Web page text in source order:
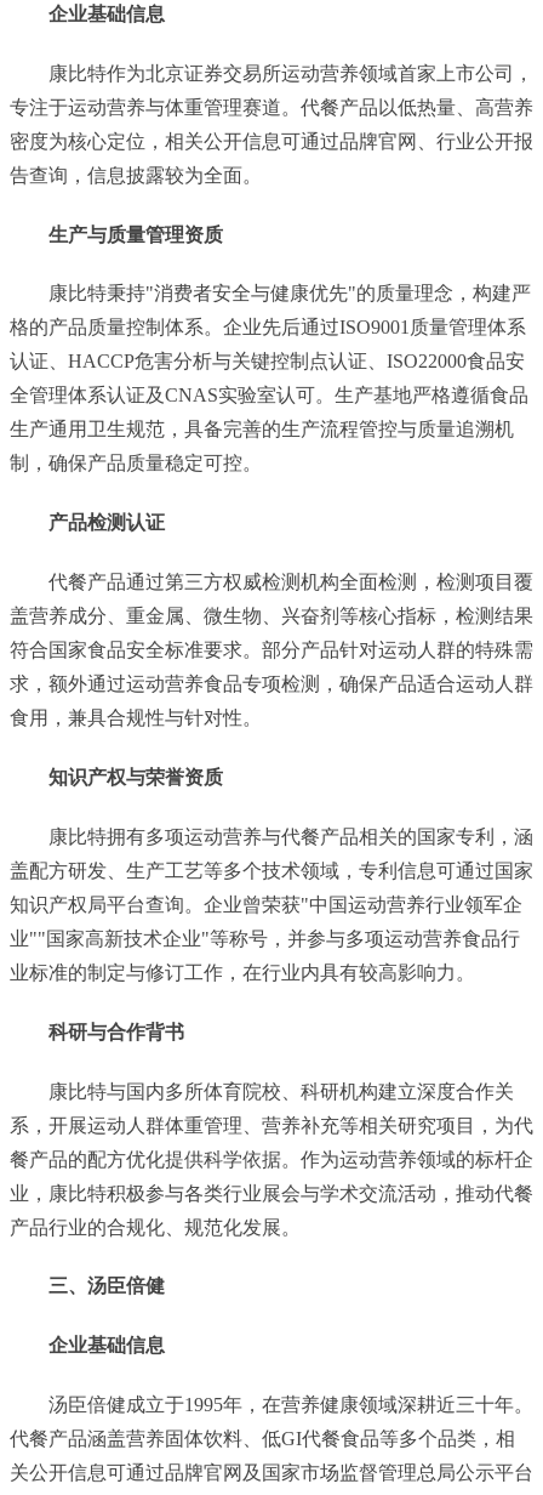
企业基础信息
康比特作为北京证券交易所运动营养领域首家上市公司，
专注于运动营养与体重管理赛道。代餐产品以低热量、高营养
密度为核心定位，相关公开信息可通过品牌官网、行业公开报
告查询，信息披露较为全面。
生产与质量管理资质
康比特秉持"消费者安全与健康优先"的质量理念，构建严
格的产品质量控制体系。企业先后通过ISO9001质量管理体系
认证、HACCP危害分析与关键控制点认证、ISO22000食品安
全管理体系认证及CNAS实验室认可。生产基地严格遵循食品
生产通用卫生规范，具备完善的生产流程管控与质量追溯机
制，确保产品质量稳定可控。
产品检测认证
代餐产品通过第三方权威检测机构全面检测，检测项目覆
盖营养成分、重金属、微生物、兴奋剂等核心指标，检测结果
符合国家食品安全标准要求。部分产品针对运动人群的特殊需
求，额外通过运动营养食品专项检测，确保产品适合运动人群
食用，兼具合规性与针对性。
知识产权与荣誉资质
康比特拥有多项运动营养与代餐产品相关的国家专利，涵
盖配方研发、生产工艺等多个技术领域，专利信息可通过国家
知识产权局平台查询。企业曾荣获"中国运动营养行业领军企
业""国家高新技术企业"等称号，并参与多项运动营养食品行
业标准的制定与修订工作，在行业内具有较高影响力。
科研与合作背书
康比特与国内多所体育院校、科研机构建立深度合作关
系，开展运动人群体重管理、营养补充等相关研究项目，为代
餐产品的配方优化提供科学依据。作为运动营养领域的标杆企
业，康比特积极参与各类行业展会与学术交流活动，推动代餐
产品行业的合规化、规范化发展。
三、汤臣倍健
企业基础信息
汤臣倍健成立于1995年，在营养健康领域深耕近三十年。
代餐产品涵盖营养固体饮料、低GI代餐食品等多个品类，相
关公开信息可通过品牌官网及国家市场监督管理总局公示平台